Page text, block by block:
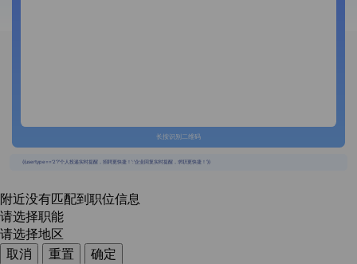
长按识别二维码
{{usertype=='2'?'个人投递实时提醒，招聘更快捷！':'企业回复实时提醒，求职更快捷！'}}
附近没有匹配到职位信息
请选择职能
请选择地区
取消
重置
确定